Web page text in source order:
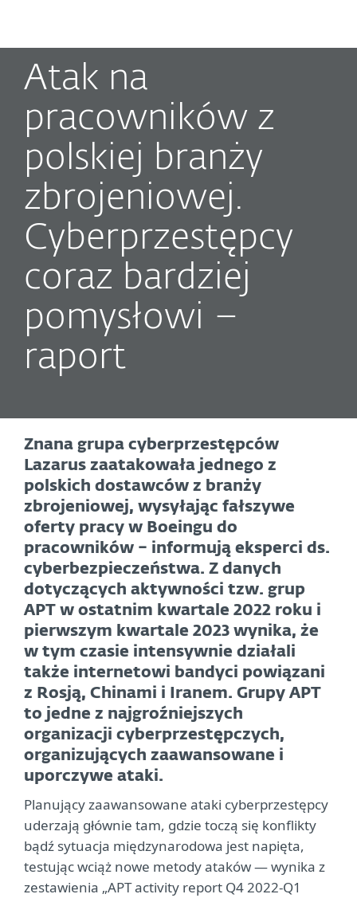
Atak na
pracowników z
polskiej branży
zbrojeniowej.
Cyberprzestępcy
coraz bardziej
pomysłowi –
raport
Znana grupa cyberprzestępców
Lazarus zaatakowała jednego z
polskich dostawców z branży
zbrojeniowej, wysyłając fałszywe
oferty pracy w Boeingu do
pracowników – informują eksperci ds.
cyberbezpieczeństwa. Z danych
dotyczących aktywności tzw. grup
APT w ostatnim kwartale 2022 roku i
pierwszym kwartale 2023 wynika, że
w tym czasie intensywnie działali
także internetowi bandyci powiązani
z Rosją, Chinami i Iranem. Grupy APT
to jedne z najgroźniejszych
organizacji cyberprzestępczych,
organizujących zaawansowane i
uporczywe ataki.
Planujący zaawansowane ataki cyberprzestępcy
uderzają głównie tam, gdzie toczą się konflikty
bądź sytuacja międzynarodowa jest napięta,
testując wciąż nowe metody ataków — wynika z
zestawienia „APT activity report Q4 2022-Q1